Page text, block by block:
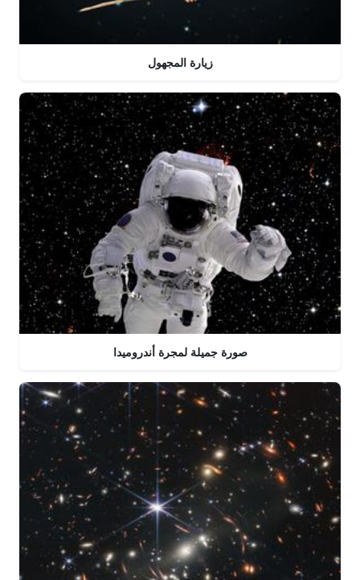
زيارة المجهول
صورة جميلة لمجرة أندروميدا